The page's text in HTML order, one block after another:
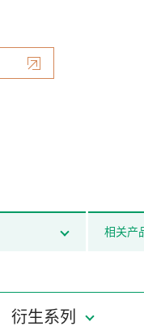
相关产
衍生系列